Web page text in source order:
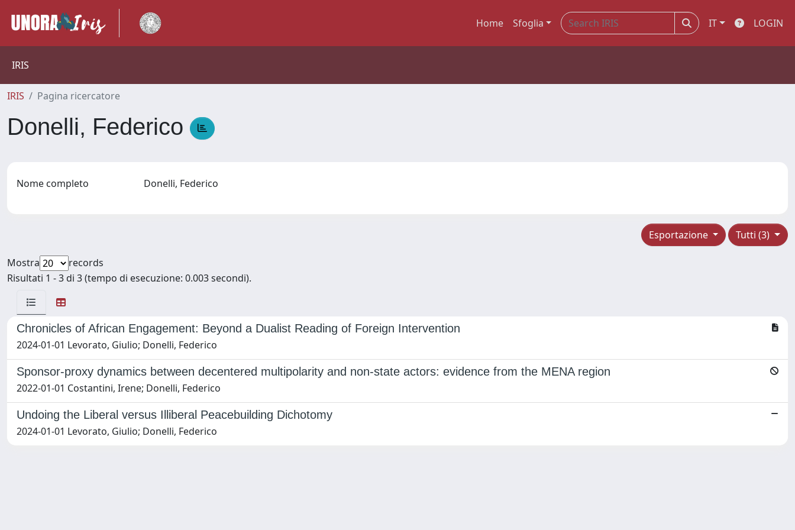
Home Sfoglia IT LOGIN
IRIS
IRIS Pagina ricercatore
Donelli, Federico
Nome completo Donelli, Federico
Tutti (3)
Esportazione
Mostra
records
Risultati 1 - 3 di 3 (tempo di esecuzione: 0.003 secondi).
Chronicles of African Engagement: Beyond a Dualist Reading of Foreign Intervention
2024-01-01 Levorato, Giulio; Donelli, Federico
Sponsor-proxy dynamics between decentered multipolarity and non-state actors: evidence from the MENA region
2022-01-01 Costantini, Irene; Donelli, Federico
Undoing the Liberal versus Illiberal Peacebuilding Dichotomy
2024-01-01 Levorato, Giulio; Donelli, Federico